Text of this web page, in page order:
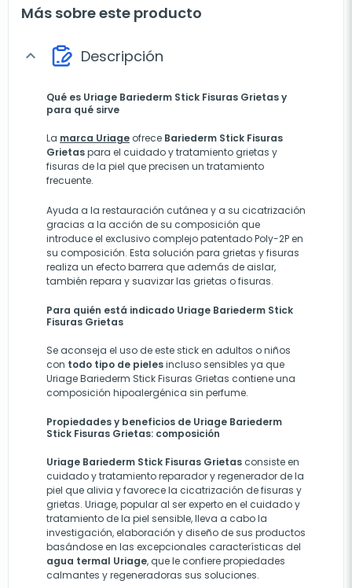
Más sobre este producto
expand_more Descripción
Qué es Uriage Bariederm Stick Fisuras Grietas y
para qué sirve
La marca Uriage ofrece Bariederm Stick Fisuras
Grietaspara el cuidado y tratamiento grietas y
fisuras de la piel que precisen un tratamiento
frecuente.
Ayuda a la restauración cutánea y a su cicatrización
gracias a la acción de su composición que
introduce el exclusivo complejo patentado Poly-2P en
su composición. Esta solución para grietas y fisuras
realiza un efecto barrera que además de aislar,
también repara y suavizar las grietas o fisuras.
Para quién está indicado Uriage Bariederm Stick
Fisuras Grietas
Se aconseja el uso de este stick en adultos o niños
con todo tipo de pielesincluso sensibles ya que
Uriage Bariederm Stick Fisuras Grietas contiene una
composición hipoalergénica sin perfume.
Propiedades y beneficios de Uriage Bariederm
Stick Fisuras Grietas: composición
Uriage Bariederm Stick Fisuras Grietas consiste en
cuidado y tratamiento reparador y regenerador de la
piel que alivia y favorece la cicatrización de fisuras y
grietas. Uriage, popular al ser experto en el cuidado y
tratamiento de la piel sensible, lleva a cabo la
investigación, elaboración y diseño de sus productos
basándose en las excepcionales características del
agua termal Uriage, que le confiere propiedades
calmantes y regeneradoras sus soluciones.